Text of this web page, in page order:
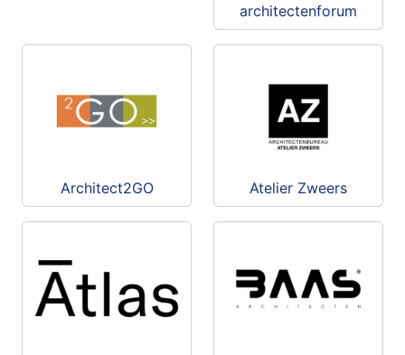
architectenforum
Architect2GO Atelier Zweers